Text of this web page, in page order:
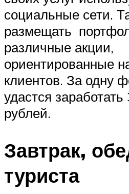
социальные сети.
размещать
различные акции,
ориентированные
клиентов. За одну
удастся
рублей.
Завтрак,
туриста